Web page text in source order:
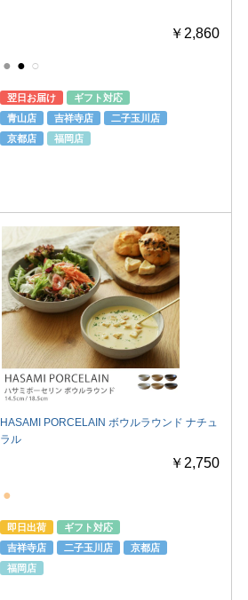
￥2,860
● ● ○
翌日お届け
ギフト対応
青山店
吉祥寺店
二子玉川店
京都店
福岡店
HASAMI PORCELAIN ボウルラウンド ナチュ
ラル
￥2,750
●
即日出荷
ギフト対応
吉祥寺店
二子玉川店
京都店
福岡店